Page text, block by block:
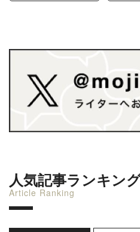
人気記事ランキン
Article Ranking